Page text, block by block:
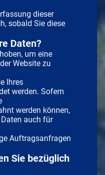
dieser
sobald Sie diese
Daten?
um eine
Website zu
Ihres
werden. Sofern
werden können,
auch für
Auftragsanfragen
Sie bezüglich